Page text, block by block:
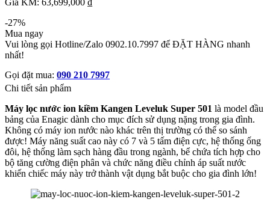
Giá KM: 63,699,000 ₫
-27%
Mua ngay
Vui lòng gọi Hotline/Zalo 0902.10.7997 để ĐẶT HÀNG nhanh
nhất!
Gọi đặt mua: 090 210 7997
Chi tiết sản phẩm
Máy lọc nước ion kiềm Kangen Leveluk Super 501 là model đầu
bảng của Enagic dành cho mục đích sử dụng nặng trong gia đình.
Không có máy ion nước nào khác trên thị trường có thể so sánh
được! Máy năng suất cao này có 7 và 5 tấm điện cực, hệ thống ống
đôi, hệ thống làm sạch hàng đầu trong ngành, bể chứa tích hợp cho
bộ tăng cường điện phân và chức năng điều chỉnh áp suất nước
khiến chiếc máy này trở thành vật dụng bắt buộc cho gia đình lớn!